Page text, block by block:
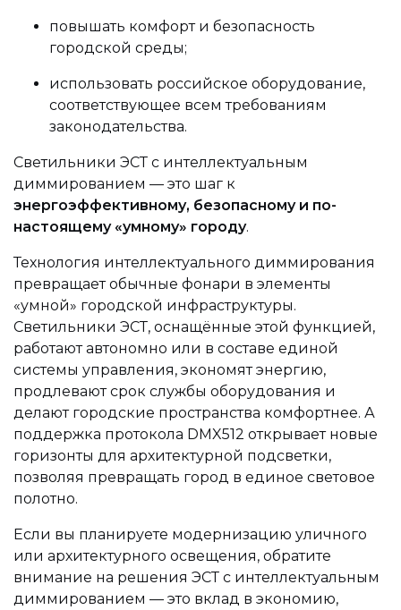
повышать комфорт и безопасность
городской среды;
использовать российское оборудование,
соответствующее всем требованиям
законодательства.
Светильники ЭСТ с интеллектуальным
диммированием — это шаг к
энергоэффективному, безопасному и по-
настоящему «умному» городу.
Технология интеллектуального диммирования
превращает обычные фонари в элементы
«умной» городской инфраструктуры.
Светильники ЭСТ, оснащённые этой функцией,
работают автономно или в составе единой
системы управления, экономят энергию,
продлевают срок службы оборудования и
делают городские пространства комфортнее. А
поддержка протокола DMX512 открывает новые
горизонты для архитектурной подсветки,
позволяя превращать город в единое световое
полотно.
Если вы планируете модернизацию уличного
или архитектурного освещения, обратите
внимание на решения ЭСТ с интеллектуальным
диммированием — это вклад в экономию,